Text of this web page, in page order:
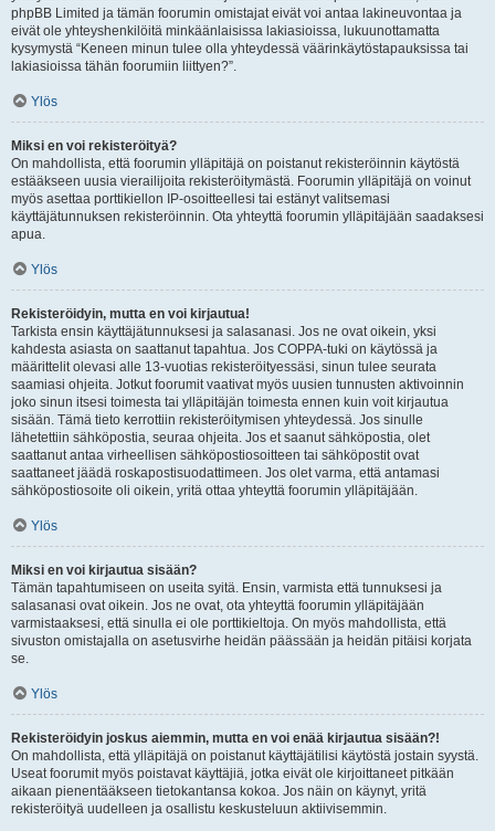
phpBB Limited ja tämän foorumin omistajat eivät voi antaa lakineuvontaa ja
eivät ole yhteyshenkilöitä minkäänlaisissa lakiasioissa, lukuunottamatta
kysymystä “Keneen minun tulee olla yhteydessä väärinkäytöstapauksissa tai
lakiasioissa tähän foorumiin liittyen?”.
Ylös
Miksi en voi rekisteröityä?
On mahdollista, että foorumin ylläpitäjä on poistanut rekisteröinnin käytöstä
estääkseen uusia vierailijoita rekisteröitymästä. Foorumin ylläpitäjä on voinut
myös asettaa porttikiellon IP-osoitteellesi tai estänyt valitsemasi
käyttäjätunnuksen rekisteröinnin. Ota yhteyttä foorumin ylläpitäjään saadaksesi
apua.
Ylös
Rekisteröidyin, mutta en voi kirjautua!
Tarkista ensin käyttäjätunnuksesi ja salasanasi. Jos ne ovat oikein, yksi
kahdesta asiasta on saattanut tapahtua. Jos COPPA-tuki on käytössä ja
määrittelit olevasi alle 13-vuotias rekisteröityessäsi, sinun tulee seurata
saamiasi ohjeita. Jotkut foorumit vaativat myös uusien tunnusten aktivoinnin
joko sinun itsesi toimesta tai ylläpitäjän toimesta ennen kuin voit kirjautua
sisään. Tämä tieto kerrottiin rekisteröitymisen yhteydessä. Jos sinulle
lähetettiin sähköpostia, seuraa ohjeita. Jos et saanut sähköpostia, olet
saattanut antaa virheellisen sähköpostiosoitteen tai sähköpostit ovat
saattaneet jäädä roskapostisuodattimeen. Jos olet varma, että antamasi
sähköpostiosoite oli oikein, yritä ottaa yhteyttä foorumin ylläpitäjään.
Ylös
Miksi en voi kirjautua sisään?
Tämän tapahtumiseen on useita syitä. Ensin, varmista että tunnuksesi ja
salasanasi ovat oikein. Jos ne ovat, ota yhteyttä foorumin ylläpitäjään
varmistaaksesi, että sinulla ei ole porttikieltoja. On myös mahdollista, että
sivuston omistajalla on asetusvirhe heidän päässään ja heidän pitäisi korjata
se.
Ylös
Rekisteröidyin joskus aiemmin, mutta en voi enää kirjautua sisään?!
On mahdollista, että ylläpitäjä on poistanut käyttäjätilisi käytöstä jostain syystä.
Useat foorumit myös poistavat käyttäjiä, jotka eivät ole kirjoittaneet pitkään
aikaan pienentääkseen tietokantansa kokoa. Jos näin on käynyt, yritä
rekisteröityä uudelleen ja osallistu keskusteluun aktiivisemmin.